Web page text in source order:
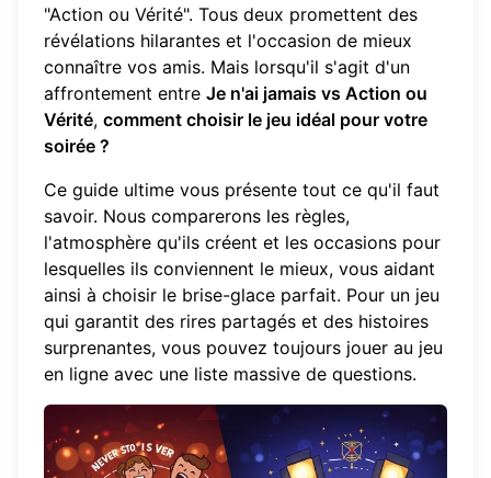
"Action ou Vérité". Tous deux promettent des
révélations hilarantes et l'occasion de mieux
connaître vos amis. Mais lorsqu'il s'agit d'un
affrontement entre Je n'ai jamais vs Action ou
Vérité, comment choisir le jeu idéal pour votre
soirée ?
Ce guide ultime vous présente tout ce qu'il faut
savoir. Nous comparerons les règles,
l'atmosphère qu'ils créent et les occasions pour
lesquelles ils conviennent le mieux, vous aidant
ainsi à choisir le brise-glace parfait. Pour un jeu
qui garantit des rires partagés et des histoires
surprenantes, vous pouvez toujours jouer au jeu
en ligne avec une liste massive de questions.